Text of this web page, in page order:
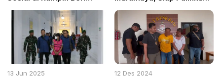
Masyarakat
Organisasi
13 Jun 2025 12 Des 2024